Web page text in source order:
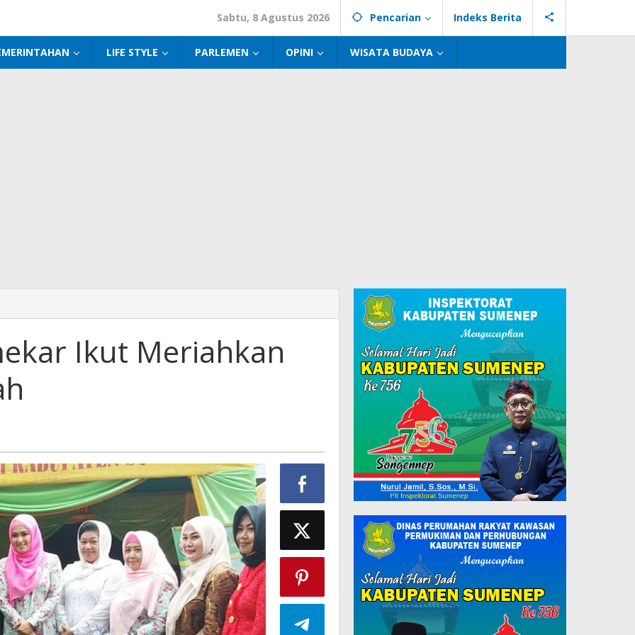
Sabtu, 8 Agustus 2026 Pencarian Indeks Berita
LIFE STYLE PARLEMEN OPINI WISATA BUDAYA
Ikut Meriahkan